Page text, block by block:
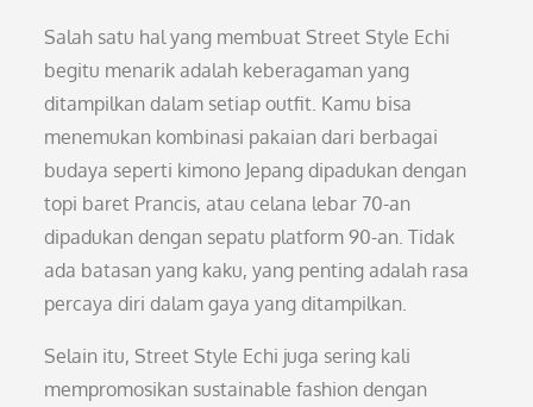
Salah satu hal yang membuat Street Style Echi
begitu menarik adalah keberagaman yang
ditampilkan dalam setiap outfit. Kamu bisa
menemukan kombinasi pakaian dari berbagai
budaya seperti kimono Jepang dipadukan dengan
topi baret Prancis, atau celana lebar 70-an
dipadukan dengan sepatu platform 90-an. Tidak
ada batasan yang kaku, yang penting adalah rasa
percaya diri dalam gaya yang ditampilkan.
Selain itu, Street Style Echi juga sering kali
mempromosikan sustainable fashion dengan